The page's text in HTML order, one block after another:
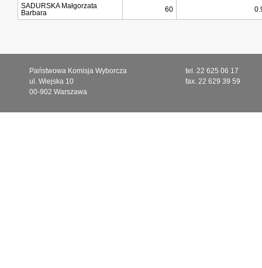
SADURSKA Małgorzata
Barbara
60
Państwowa Komisja Wyborcza
ul. Wiejska 10
00-902 Warszawa
tel. 22 625 06 17
fax. 22 629 39 59